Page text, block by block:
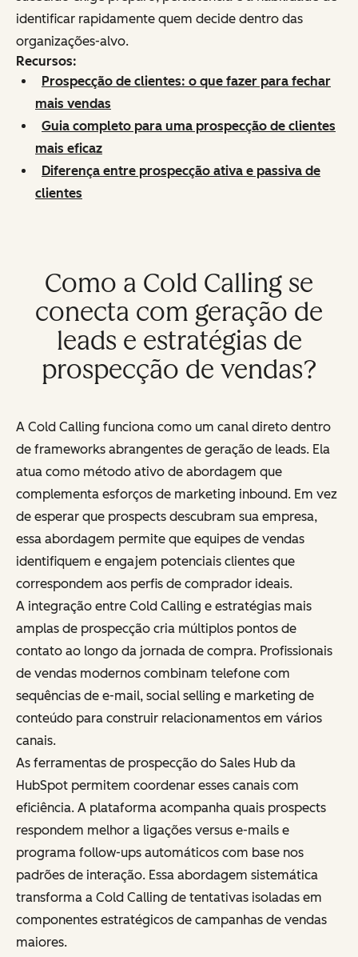
identificar rapidamente quem decide dentro das
organizações-alvo.
Recursos:
Prospecção de clientes: o que fazer para fechar
mais vendas
Guia completo para uma prospecção de clientes
mais eficaz
Diferença entre prospecção ativa e passiva de
clientes
Como a Cold Calling se
conecta com geração de
leads e estratégias de
prospecção de vendas?
A Cold Calling funciona como um canal direto dentro
de frameworks abrangentes de geração de leads. Ela
atua como método ativo de abordagem que
complementa esforços de marketing inbound. Em vez
de esperar que prospects descubram sua empresa,
essa abordagem permite que equipes de vendas
identifiquem e engajem potenciais clientes que
correspondem aos perfis de comprador ideais.
A integração entre Cold Calling e estratégias mais
amplas de prospecção cria múltiplos pontos de
contato ao longo da jornada de compra. Profissionais
de vendas modernos combinam telefone com
sequências de e-mail, social selling e marketing de
conteúdo para construir relacionamentos em vários
canais.
As ferramentas de prospecção do Sales Hub da
HubSpot permitem coordenar esses canais com
eficiência. A plataforma acompanha quais prospects
respondem melhor a ligações versus e-mails e
programa follow-ups automáticos com base nos
padrões de interação. Essa abordagem sistemática
transforma a Cold Calling de tentativas isoladas em
componentes estratégicos de campanhas de vendas
maiores.